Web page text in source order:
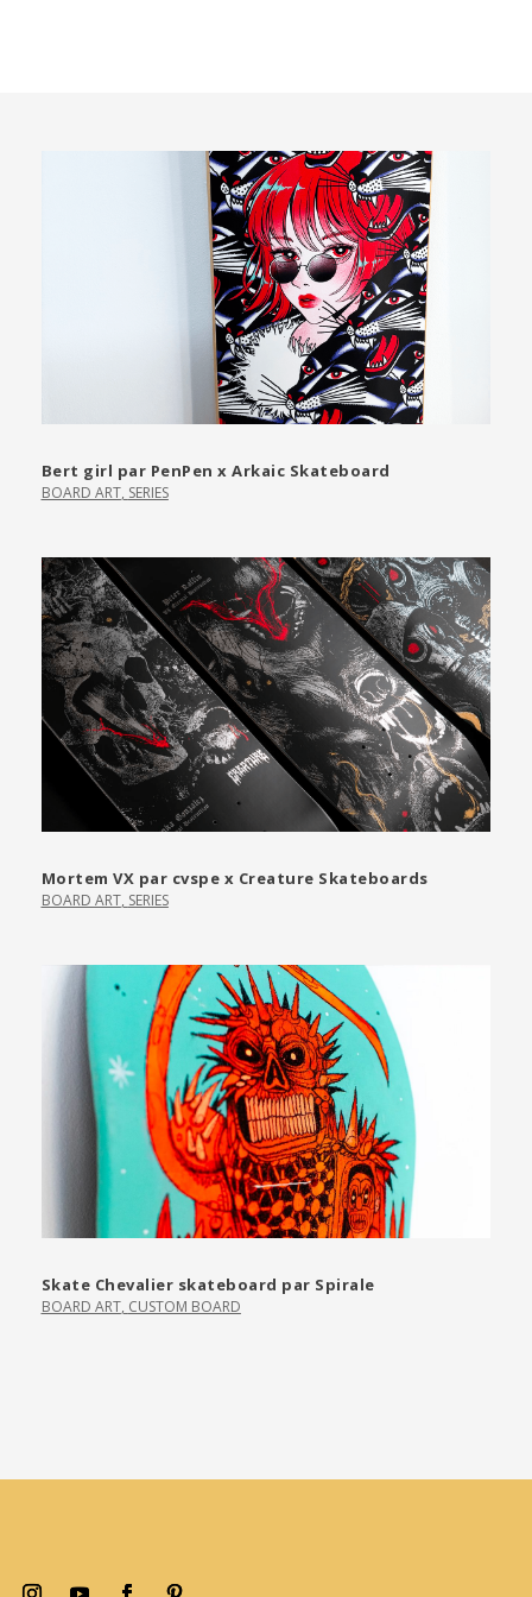
Bert girl par PenPen x Arkaic Skateboard
BOARD ART, SERIES
Mortem VX par cvspe x Creature Skateboards
BOARD ART, SERIES
Skate Chevalier skateboard par Spirale
BOARD ART, CUSTOM BOARD